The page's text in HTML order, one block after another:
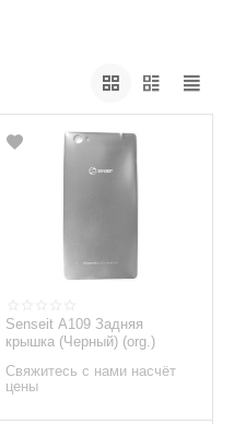
Senseit A109 Задняя
крышка (Черный) (org.)
Свяжитесь с нами насчёт
цены